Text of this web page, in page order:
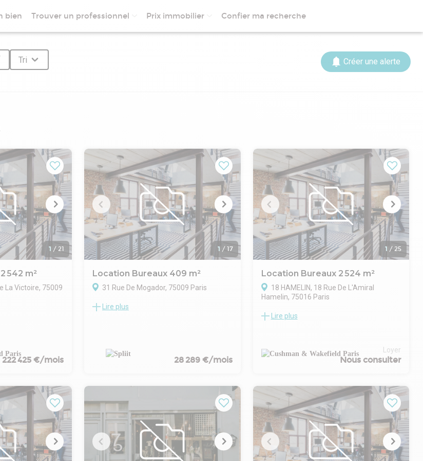
bien Trouver un professionnel Prix immobilier Confier ma recherche
Tri Créer une alerte
1 / 21
542 m²
La Victoire, 75009
de son
et
créativité de
et d'extension
une démarche
de valorisation
de ses usages.
dans
222 425 €/mois
1 / 17
Location Bureaux 409 m²
31 Rue De Mogador, 75009 Paris
Location Bureaux Paris 75009
et parking, nous vous proposons à la
location un plateau de 409m2
climatisation, sanitaires et huisseries) et
sont totalement flexibles.
Provisions pour charges sur la base du
budget 2024 hors assurance et honoraires
de gestion.
Lire plus
28 289 €/mois
1 /25
Location Bureaux 2 524 m²
18 HAMELIN, 18 Rue De L'Amiral
Hamelin, 75016 Paris
Entre l'avenue Kléber et l'avenue d'Iéna,
associant élégance patrimoniale, volumes
exceptionnels et prestations haut de
développe environ 2 524 m² de bureaux et
d'espaces serviciels, au sein d'un
immeuble Art Nouveau remarquable, dont
l'architecture a été sublimée dans le
respect de son héritage historique. La
réhabilitation conjugue avec élégance le
cachet patrimonial - façades en pierre de
Lire plus
Loyer
Nous consulter